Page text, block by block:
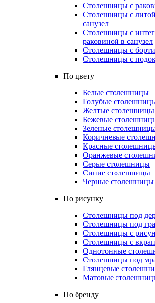
Столешницы с
Столешницы с
санузел
Столешницы с
раковиной в санузел
Столешницы с
Столешницы с
По цвету
Белые столешницы
Голубые
Желтые столешницы
Бежевые
Зеленые
Коричневые
Красные
Оранжевые
Серые столешницы
Синие столешницы
Черные столешницы
По рисунку
Столешницы под
Столешницы под
Столешницы с
Столешницы с
Однотонные
Столешницы под
Глянцевые
Матовые
По бренду